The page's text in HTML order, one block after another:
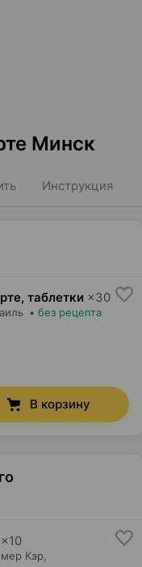
Минск
Инструкция
таблетки ×30
• без рецепта
В корзину
×10
Кэр